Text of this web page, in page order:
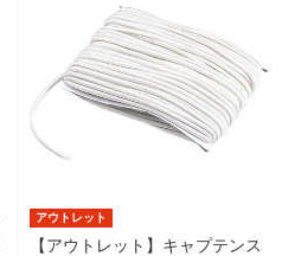
アウトレット
【アウトレット】キャプテンス